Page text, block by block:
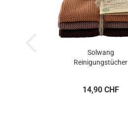
Solwang
Reinigungstücher
14,90 CHF